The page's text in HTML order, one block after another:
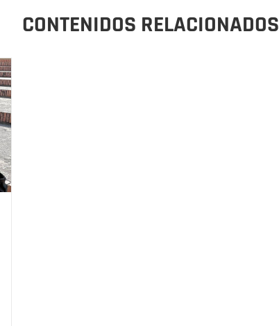
CONTENIDOS RELACIONADOS